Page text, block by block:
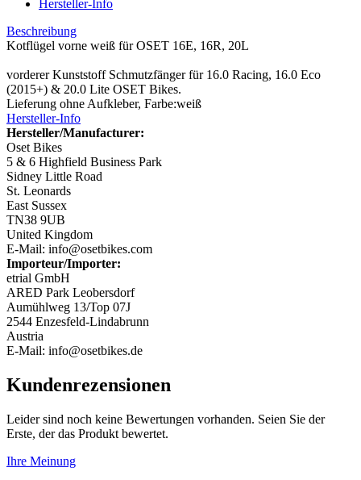
Hersteller-Info
Beschreibung
Kotflügel vorne weiß für OSET 16E, 16R, 20L
vorderer Kunststoff Schmutzfänger für 16.0 Racing, 16.0 Eco
(2015+) & 20.0 Lite OSET Bikes.
Lieferung ohne Aufkleber, Farbe:weiß
Hersteller-Info
Hersteller/Manufacturer:
Oset Bikes
5 & 6 Highfield Business Park
Sidney Little Road
St. Leonards
East Sussex
TN38 9UB
United Kingdom
E-Mail: info@osetbikes.com
Importeur/Importer:
etrial GmbH
ARED Park Leobersdorf
Aumühlweg 13/Top 07J
2544 Enzesfeld-Lindabrunn
Austria
E-Mail: info@osetbikes.de
Kundenrezensionen
Leider sind noch keine Bewertungen vorhanden. Seien Sie der
Erste, der das Produkt bewertet.
Ihre Meinung